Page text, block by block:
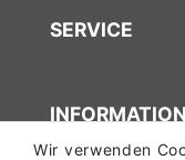
SERVICE
Wir verwenden